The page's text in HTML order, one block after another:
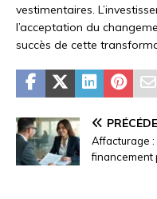
vestimentaires.
l’acceptation du
succès de cette
Affacturage :
financement